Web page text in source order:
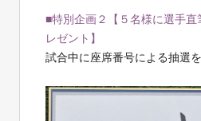
■特別企画２【５名様に選手
レゼント】
試合中に座席番号による抽選を